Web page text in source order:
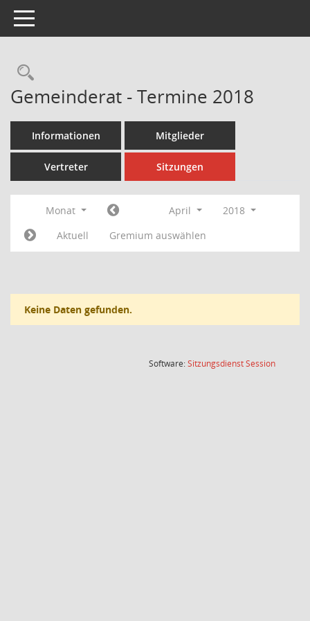
Toggle navigation
Rechercheauswahl
Gemeinderat - Termine 2018
Informationen Mitglieder
Vertreter Sitzungen
Monat April
2018
Aktuell
Gremium auswählen
Keine Daten gefunden.
Software:SitzungsdienstSession(Wird in